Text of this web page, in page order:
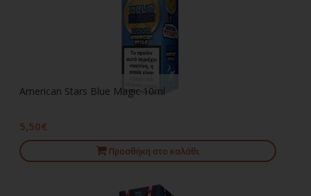
American Stars Blue Magic 10ml
5,50€
Προσθήκη στο καλάθι